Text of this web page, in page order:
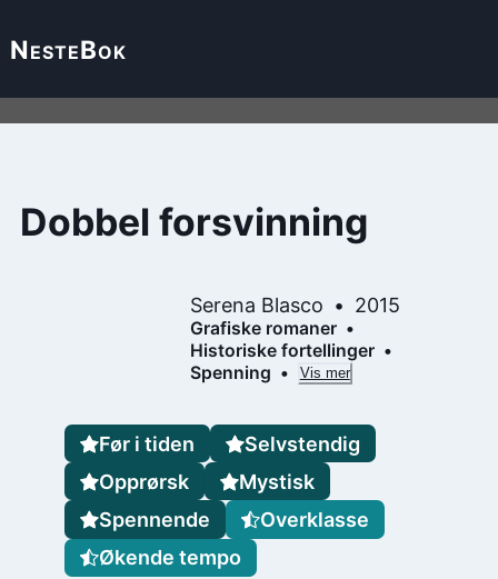
NesteBok
Dobbel forsvinning
Serena Blasco 2015
Grafiske romaner
Historiske fortellinger
Spenning
Vis mer
Før i tiden
Selvstendig
Opprørsk
Mystisk
Spennende
Overklasse
Økende tempo